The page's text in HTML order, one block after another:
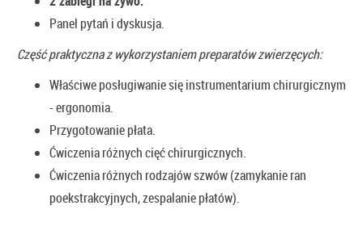
Panel pytań i dyskusja.
Część praktyczna z wykorzystaniem preparatów zwierzęcych:
Właściwe posługiwanie się instrumentarium chirurgicznym
- ergonomia.
Przygotowanie płata.
Ćwiczenia różnych cięć chirurgicznych.
Ćwiczenia różnych rodzajów szwów (zamykanie ran
poekstrakcyjnych, zespalanie płatów).